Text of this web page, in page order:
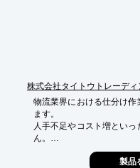
株式会社タイトウトレーディ
物流業界における仕分け
ます。
人手不足やコスト増とい
ん。
自動化装置の導入は、これ
当社の自動化装置は、お
製品